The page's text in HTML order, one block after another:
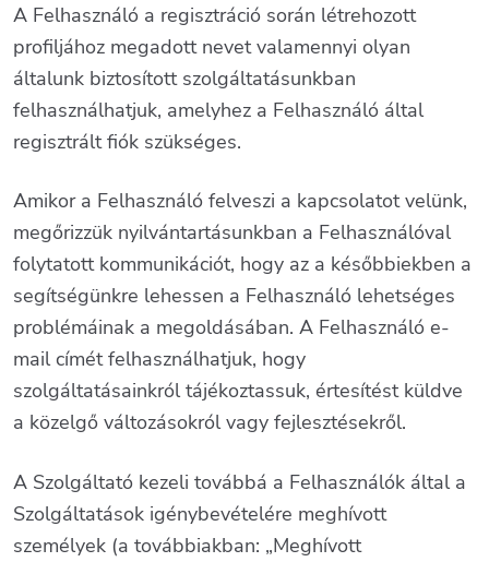
A Felhasználó a regisztráció során létrehozott
profiljához megadott nevet valamennyi olyan
általunk biztosított szolgáltatásunkban
felhasználhatjuk, amelyhez a Felhasználó által
regisztrált fiók szükséges.
Amikor a Felhasználó felveszi a kapcsolatot velünk,
megőrizzük nyilvántartásunkban a Felhasználóval
folytatott kommunikációt, hogy az a későbbiekben a
segítségünkre lehessen a Felhasználó lehetséges
problémáinak a megoldásában. A Felhasználó e-
mail címét felhasználhatjuk, hogy
szolgáltatásainkról tájékoztassuk, értesítést küldve
a közelgő változásokról vagy fejlesztésekről.
A Szolgáltató kezeli továbbá a Felhasználók által a
Szolgáltatások igénybevételére meghívott
személyek (a továbbiakban: „Meghívott